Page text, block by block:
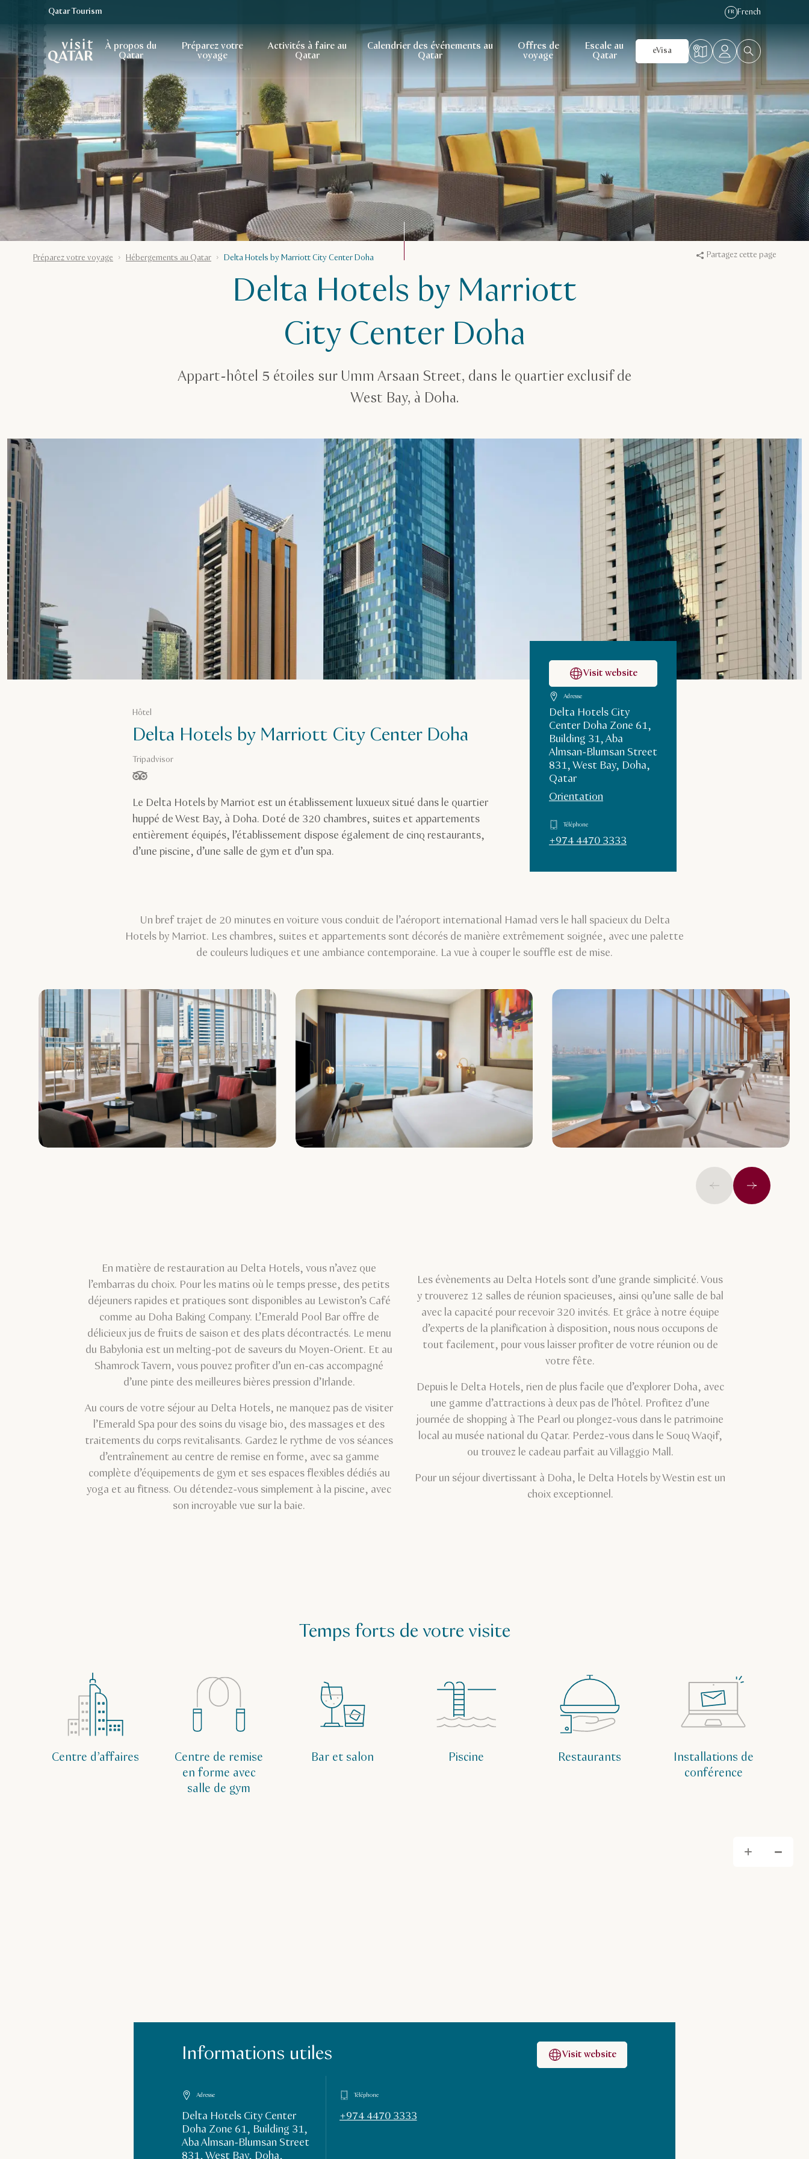
Page d’accueil de Visit Qatar
Qatar Tourism FR French
À propos du
Qatar
Préparez votre
voyage
Activités à faire au
Qatar
Calendrier des événements au
Qatar
Offres de
voyage
Escale au
Qatar eVisa
Préparez votre voyage Hébergements au Qatar Delta Hotels by Marriott City Center Doha Partagez cette page
Delta Hotels by Marriott
City Center Doha
Appart-hôtel 5 étoiles sur Umm Arsaan Street, dans le quartier exclusif de
West Bay, à Doha.
Hôtel
Delta Hotels by Marriott City Center Doha
Tripadvisor
étoiles sur 5, basé sur
Le Delta Hotels by Marriot est un établissement luxueux situé dans le quartier
huppé de West Bay, à Doha. Doté de 320 chambres, suites et appartements
entièrement équipés, l’établissement dispose également de cinq restaurants,
d’une piscine, d’une salle de gym et d’un spa.
Visit website
Adresse
Delta Hotels City
Center Doha Zone 61,
Building 31, Aba
Almsan-Blumsan Street
831, West Bay, Doha,
Qatar
Orientation
Téléphone
+974 4470 3333
Un bref trajet de 20 minutes en voiture vous conduit de l’aéroport international Hamad vers le hall spacieux du Delta
Hotels by Marriot. Les chambres, suites et appartements sont décorés de manière extrêmement soignée, avec une palette
de couleurs ludiques et une ambiance contemporaine. La vue à couper le souffle est de mise.
PrécédentSuivant
En matière de restauration au Delta Hotels, vous n’avez que
l’embarras du choix. Pour les matins où le temps presse, des petits
déjeuners rapides et pratiques sont disponibles au Lewiston’s Café
comme au Doha Baking Company. L’Emerald Pool Bar offre de
délicieux jus de fruits de saison et des plats décontractés. Le menu
du Babylonia est un melting-pot de saveurs du Moyen-Orient. Et au
Shamrock Tavern, vous pouvez profiter d’un en-cas accompagné
d’une pinte des meilleures bières pression d’Irlande.
Au cours de votre séjour au Delta Hotels, ne manquez pas de visiter
l’Emerald Spa pour des soins du visage bio, des massages et des
traitements du corps revitalisants. Gardez le rythme de vos séances
d’entraînement au centre de remise en forme, avec sa gamme
complète d’équipements de gym et ses espaces flexibles dédiés au
yoga et au fitness. Ou détendez-vous simplement à la piscine, avec
son incroyable vue sur la baie.
Les évènements au Delta Hotels sont d’une grande simplicité. Vous
y trouverez 12 salles de réunion spacieuses, ainsi qu’une salle de bal
avec la capacité pour recevoir 320 invités. Et grâce à notre équipe
d’experts de la planification à disposition, nous nous occupons de
tout facilement, pour vous laisser profiter de votre réunion ou de
votre fête.
Depuis le Delta Hotels, rien de plus facile que d’explorer Doha, avec
une gamme d’attractions à deux pas de l’hôtel. Profitez d’une
journée de shopping à The Pearl ou plongez-vous dans le patrimoine
local au musée national du Qatar. Perdez-vous dans le Souq Waqif,
ou trouvez le cadeau parfait au Villaggio Mall.
Pour un séjour divertissant à Doha, le Delta Hotels by Westin est un
choix exceptionnel.
Temps forts de votre visite
Centre d’affaires
Centre de remise
en forme avec
salle de gym
Bar et salon Piscine Restaurants
Installations de
conférence
Informations utiles Visit website
Adresse
Delta Hotels City Center
Doha Zone 61, Building 31,
Aba Almsan-Blumsan Street
Téléphone
+974 4470 3333